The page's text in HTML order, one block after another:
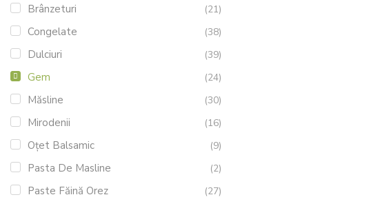
Brânzeturi (21)
Congelate (38)
Dulciuri (39)
Gem (24)
Măsline (30)
Mirodenii (16)
Oțet Balsamic (9)
Pasta De Masline (2)
Paste Făină Orez (27)